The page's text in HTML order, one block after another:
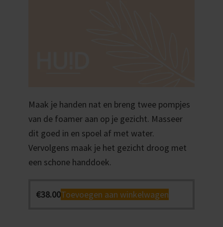
Maak je handen nat en breng twee pompjes
van de foamer aan op je gezicht. Masseer
dit goed in en spoel af met water.
Vervolgens maak je het gezicht droog met
een schone handdoek.
€38.00Toevoegen aan winkelwagen